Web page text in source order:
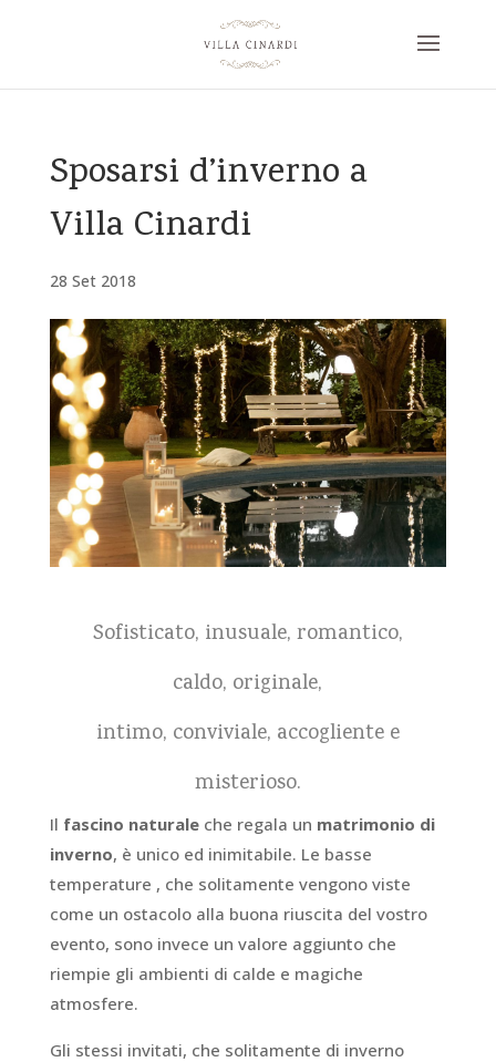
Sposarsi d’inverno a
Villa Cinardi
28 Set 2018
Sofisticato, inusuale, romantico,
caldo, originale,
intimo, conviviale, accogliente e
misterioso.
Il fascino naturaleche regala un matrimonio di
inverno, è unico ed inimitabile. Le basse
temperature , che solitamente vengono viste
come un ostacolo alla buona riuscita del vostro
evento, sono invece un valore aggiunto che
riempie gli ambienti di calde e magiche
atmosfere.
Gli stessi invitati, che solitamente di inverno